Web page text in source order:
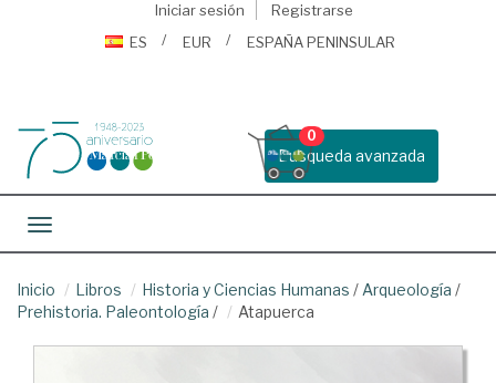
Iniciar sesión
Registrarse
ES
EUR ESPAÑA PENINSULAR
Busqueda avanzada
0
Toggle navigation
Inicio Libros Historia y Ciencias Humanas / Arqueología /
Prehistoria. Paleontología / Atapuerca